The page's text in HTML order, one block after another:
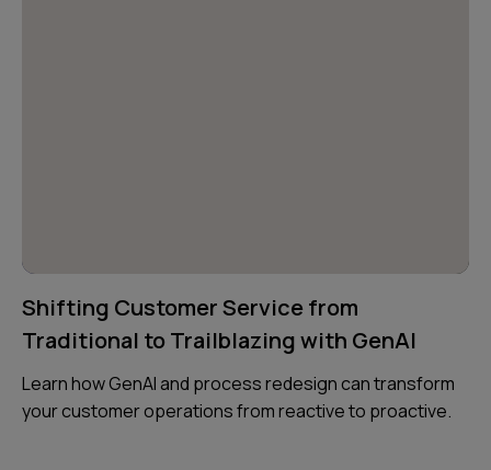
Shifting Customer Service from
Traditional to Trailblazing with GenAI
Learn how GenAI and process redesign can transform
your customer operations from reactive to proactive.